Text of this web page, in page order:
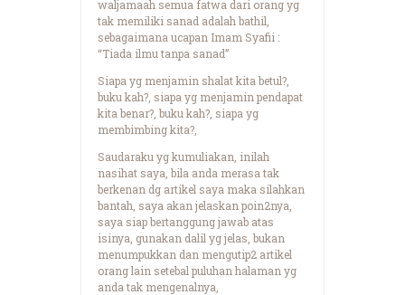
waljamaah semua fatwa dari orang yg
tak memiliki sanad adalah bathil,
sebagaimana ucapan Imam Syafii :
“Tiada ilmu tanpa sanad”
Siapa yg menjamin shalat kita betul?,
buku kah?, siapa yg menjamin pendapat
kita benar?, buku kah?, siapa yg
membimbing kita?,
Saudaraku yg kumuliakan, inilah
nasihat saya, bila anda merasa tak
berkenan dg artikel saya maka silahkan
bantah, saya akan jelaskan poin2nya,
saya siap bertanggung jawab atas
isinya, gunakan dalil yg jelas, bukan
menumpukkan dan mengutip2 artikel
orang lain setebal puluhan halaman yg
anda tak mengenalnya,